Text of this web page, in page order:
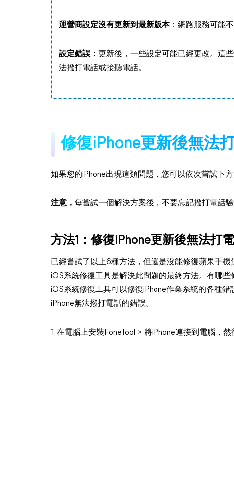
運營商設定沒有更新到最新版本：網路服務可能
設定錯誤： 更新後，一些設定可能已經更改。這
法撥打電話或接聽電話。
修復iPhone更新後無法
如果您的iPhone出現這類問題，您可以依次嘗試下
注意， 每嘗試一個解決方案後，不要忘記撥打電話驗
方法1：修復iPhone更新後無法打
已經嘗試了以上6種方法，但還是沒能修復蘋果手
iOS系統修復工具是解決此問題的最終方法。有哪
iOS系統修復工具可以修復iPhone作業系統的各種
iPhone無法撥打電話的錯誤。
1. 在電腦上安裝FoneTool > 將iPhone連接到電腦，然